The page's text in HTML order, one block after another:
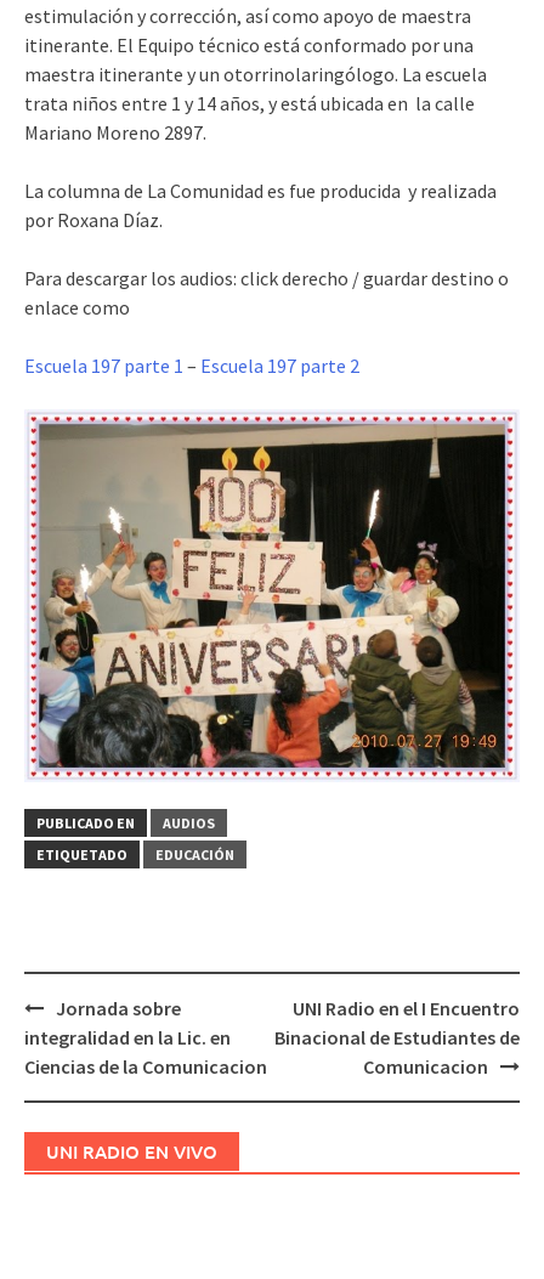
estimulación y corrección, así como apoyo de maestra
itinerante. El Equipo técnico está conformado por una
maestra itinerante y un otorrinolaringólogo. La escuela
trata niños entre 1 y 14 años, y está ubicada en la calle
Mariano Moreno 2897.
La columna de La Comunidad es fue producida y realizada
por Roxana Díaz.
Para descargar los audios: click derecho / guardar destino o
enlace como
Escuela 197 parte 1 – Escuela 197 parte 2
PUBLICADO EN
AUDIOS
ETIQUETADO
EDUCACIÓN
Navegación
de
Jornada sobre
integralidad en la Lic. en
Ciencias de la Comunicacion
UNI Radio en el I Encuentro
Binacional de Estudiantes de
Comunicacion
UNI RADIO EN VIVO